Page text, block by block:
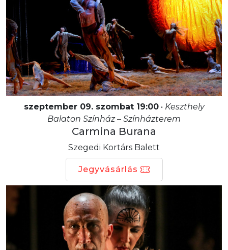
szeptember 09. szombat 19:00• Keszthely
Balaton Színház – Színházterem
Carmina Burana
Szegedi Kortárs Balett
Jegyvásárlás